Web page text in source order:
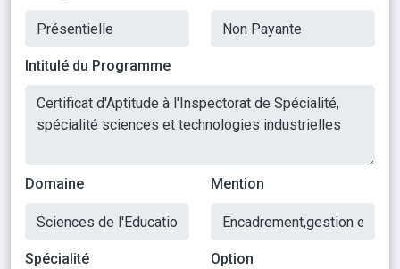
Intitulé du Programme
Domaine Mention
Spécialité Option